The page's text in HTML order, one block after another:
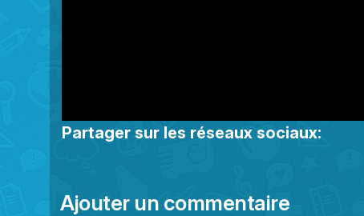
Partager sur les réseaux sociaux:
Ajouter un commentaire